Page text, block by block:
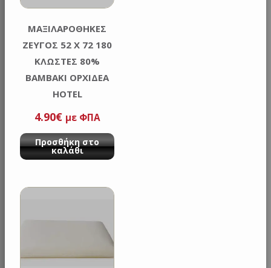
ΜΑΞΙΛΑΡΟΘΗΚΕΣ
ΖΕΥΓΟΣ 52 Χ 72 180
ΚΛΩΣΤΕΣ 80%
ΒΑΜΒΑΚΙ ΟΡΧΙΔΕΑ
HOTEL
4.90€ με ΦΠΑ
Προσθήκη στο
καλάθι